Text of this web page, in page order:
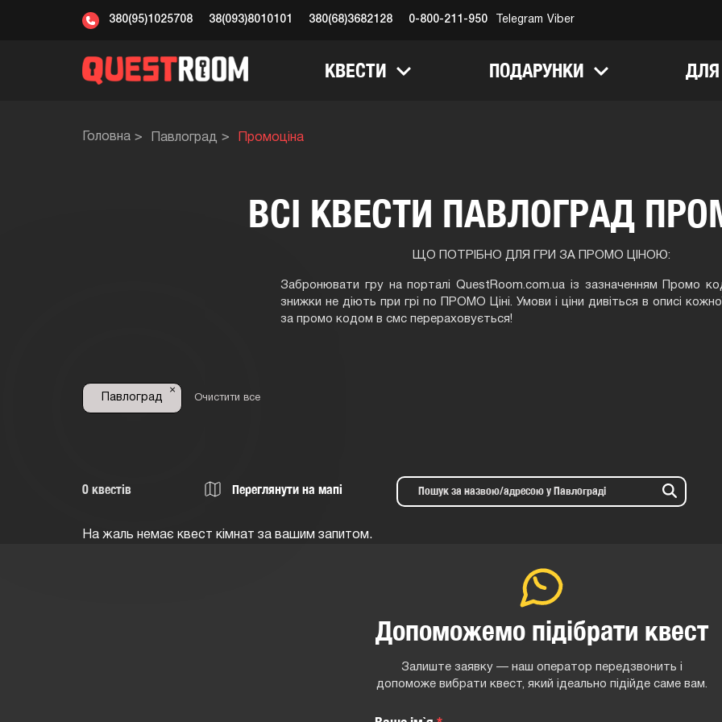
380(95)1025708 38(093)8010101 380(68)3682128 0-800-211-950 Telegram Viber
КВЕСТИ ПОДАРУНКИ ДЛЯ
Головна Пaвлoгрaд Промоціна
ВСІ КВЕСТИ ПAВЛOГРAД
ЩО ПОТРІБНО ДЛЯ ГРИ ЗА ПРОМО ЦІНОЮ:
Забронювати гру на порталі QuestRoom.com.ua із зазначенням Промо
знижки не діють при грі по ПРОМО Ціні. Умови і ціни дивіться в описі
за промо кодом в смс перераховується!
Пaвлoгрaд
×
Очистити все
0 квестів Переглянути на мапі
На жаль немає квест кімнат за вашим запитом.
Допоможемо підібрати квест
Залиште заявку — наш оператор передзвонить і
допоможе вибрати квест, який ідеально підійде саме вам.